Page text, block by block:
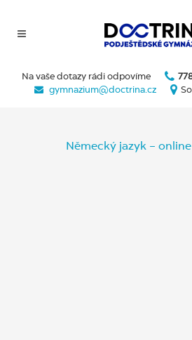
Na vaše dotazy rádi odpovíme
gymnazium@doctrina.cz
Německý jazyk – online